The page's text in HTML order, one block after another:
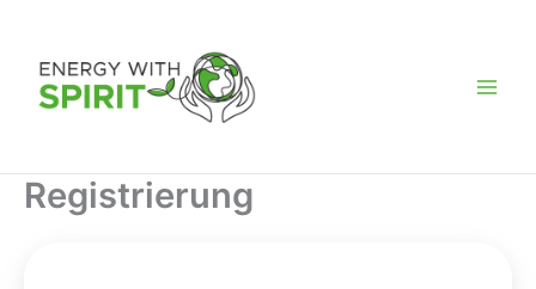
springen
Registrierung